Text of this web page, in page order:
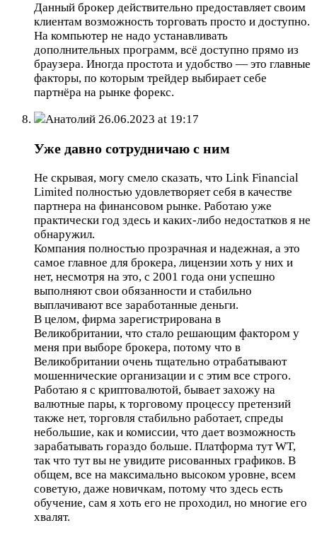
Данный брокер действительно предоставляет своим
клиентам возможность торговать просто и доступно.
На компьютер не надо устанавливать
дополнительных программ, всё доступно прямо из
браузера. Иногда простота и удобство — это главные
факторы, по которым трейдер выбирает себе
партнёра на рынке форекс.
Анатолий 26.06.2023 at 19:17
Уже давно сотрудничаю с ним
Не скрывая, могу смело сказать, что Link Financial
Limited полностью удовлетворяет себя в качестве
партнера на финансовом рынке. Работаю уже
практически год здесь и каких-либо недостатков я не
обнаружил.
Компания полностью прозрачная и надежная, а это
самое главное для брокера, лицензии хоть у них и
нет, несмотря на это, с 2001 года они успешно
выполняют свои обязанности и стабильно
выплачивают все заработанные деньги.
В целом, фирма зарегистрирована в
Великобритании, что стало решающим фактором у
меня при выборе брокера, потому что в
Великобритании очень тщательно отрабатывают
мошеннические организации и с этим все строго.
Работаю я с криптовалютой, бывает захожу на
валютные пары, к торговому процессу претензий
также нет, торговля стабильно работает, спреды
небольшие, как и комиссии, что дает возможность
зарабатывать гораздо больше. Платформа тут WT,
так что тут вы не увидите рисованных графиков. В
общем, все на максимально высоком уровне, всем
советую, даже новичкам, потому что здесь есть
обучение, сам я хоть его не проходил, но многие его
хвалят.